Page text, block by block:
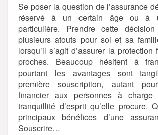
Se poser la question de l’assurance
réservé à un certain âge ou à
particulière. Prendre cette
plusieurs atouts pour soi et sa
lorsqu’il s’agit d’assurer la
proches. Beaucoup hésitent à
pourtant les avantages sont
première souscription, autant
financier aux personnes à
tranquillité d’esprit qu’elle procure.
principaux bénéfices d’une
Souscrire…